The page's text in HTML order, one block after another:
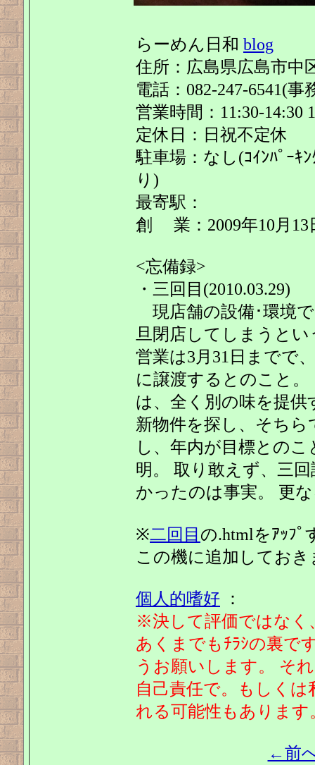
らーめん日和 blog
住所：広島県広島市中
電話：082-247-6541(事
営業時間：11:30-14:30
定休日：日祝不定休
駐車場：なし(ｺｲﾝﾊﾟｰｷ
り)
最寄駅：
創 業：2009年10月13
<忘備録>
・三回目(2010.03.29)
現店舗の設備･環境
旦閉店してしまうと
営業は3月31日までで
に譲渡するとのこと
は、全く別の味を提
新物件を探し、そちら
し、年内が目標との
明。 取り敢えず、三
かったのは事実。 更
※二回目 の.htmlをｱｯﾌﾟ
この機に追加しておき
個人的嗜好 ：
※決して評価ではなく
あくまでもﾁﾗｼの裏で
うお願いします。 そ
自己責任で。もしく
れる可能性もあります
←前